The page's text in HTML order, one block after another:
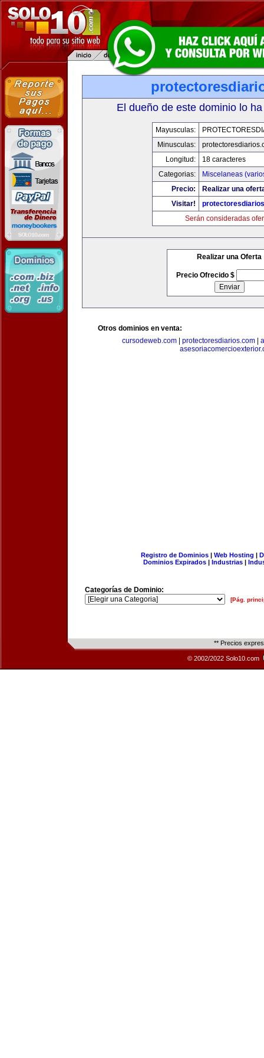
El dueño de este dominio lo
Mayusculas:
Minusculas:
Longitud:
18 caracteres
Categorias:
Miscelaneas
Precio:
Realizar una
Visitar!
Serán consideradas
Realizar una Oferta
Precio Ofrecido $
Otros dominios en venta:
cursodeweb.com
protectoresdiarios.com
Registro de Dominios| Web Hosting |
Dominios Expirados | Industrias |
Categorías de Dominio:
[Pág.
** Precios
© 2002/2022 Solo10.com